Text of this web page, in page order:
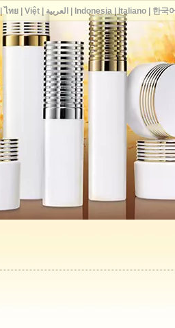
ไทย| Việt| العربية Indonesia| Italiano| 한국어